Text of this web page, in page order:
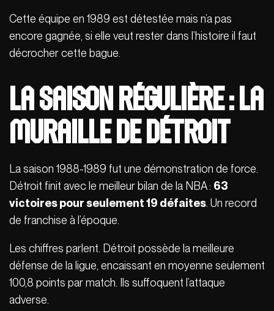
Cette équipe en 1989 est détestée mais n’a pas
encore gagnée, si elle veut rester dans l’histoire il faut
décrocher cette bague.
La Saison régulière : La
muraille de Détroit
La saison 1988-1989 fut une démonstration de force.
Détroit finit avec le meilleur bilan de la NBA : 63
victoires pour seulement 19 défaites . Un record
de franchise à l’époque.
Les chiffres parlent. Détroit possède la meilleure
défense de la ligue, encaissant en moyenne seulement
100,8 points par match. Ils suffoquent l’attaque
adverse.